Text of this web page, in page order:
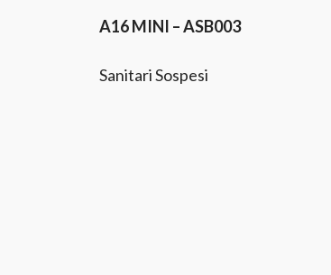
A16 MINI – ASB003
Sanitari Sospesi